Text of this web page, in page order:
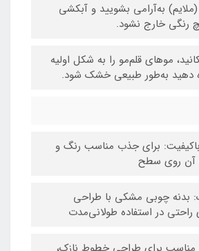
به‌آرامی بشویید و آبکشی
رنگی خارج نشود.
موهای قلم‌مو را به شکل اولیه
دهید به‌طور طبیعی خشک شود.
برای جذب مناسب رنگ و
آن روی سطح
بدنه چوبی مشکی با طراحی
در استفاده طولانی‌مدت